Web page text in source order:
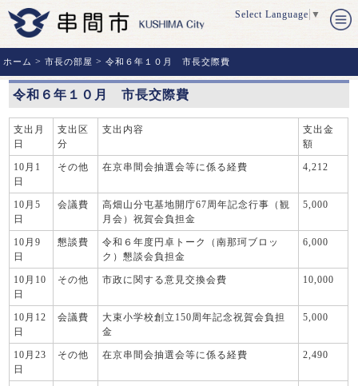
Select Language ▼
ホーム >市長の部屋 >令和６年１０月 市長交際費
令和６年１０月 市長交際費
支出月
日
支出区
分
支出内容
支出金
額
10月1
日
その他 在京串間会抽選会等に係る経費 4,212
10月5
日
会議費
高畑山分屯基地開庁67周年記念行事（観
月会）祝賀会負担金
5,000
10月9
日
懇談費
令和６年度円卓トーク（南那珂ブロッ
ク）懇談会負担金
6,000
10月10
日
その他 市政に関する意見交換会費 10,000
10月12
日
会議費
大束小学校創立150周年記念祝賀会負担
金
5,000
10月23
日
その他 在京串間会抽選会等に係る経費 2,490